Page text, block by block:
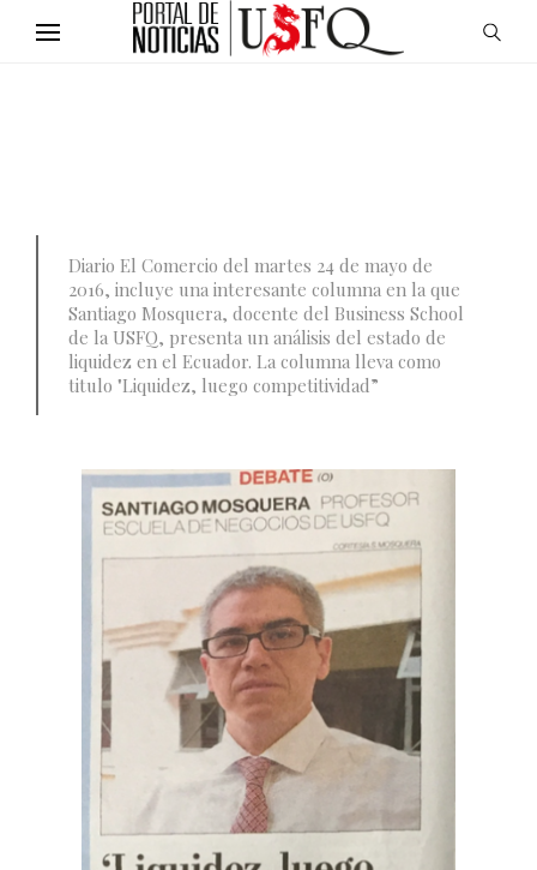
Diario El Comercio del martes 24 de mayo de
2016, incluye una interesante columna en la que
Santiago Mosquera, docente del Business School
de la USFQ, presenta un análisis del estado de
liquidez en el Ecuador. La columna lleva como
titulo "Liquidez, luego competitividad”